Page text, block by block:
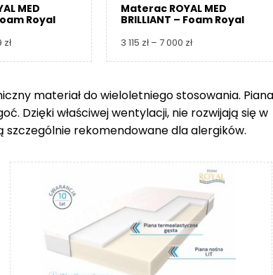
MED
Royal
złZakres
360 zł
do
8
Materac ROYAL MED
BRILLIANT – Foam Royal
3 115 zł – 7 000 złZakres
115 zł
do
7
000 zł
materiał do wieloletniego stosowania. Piana
Dzięki właściwej wentylacji, nie rozwijają się w
rekomendowane dla alergików.